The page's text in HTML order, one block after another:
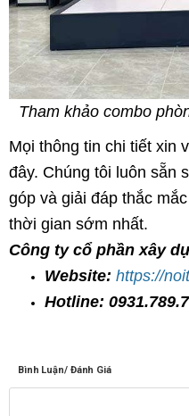
Tham khảo combo
Mọi thông tin chi tiết xin
đây. Chúng tôi luôn sẵn
góp và giải đáp thắc
thời gian sớm nhất.
Công ty cổ phần xây
Website: https://
Hotline:
Bình Luận/ Đánh Giá